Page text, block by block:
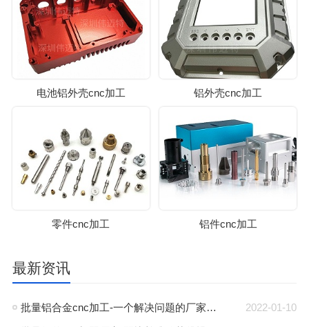
电池铝外壳cnc加工 铝外壳cnc加工
零件cnc加工 铝件cnc加工
最新资讯
2022-01-10
批量铝合金cnc加工-一个解决问题的厂家-深圳伟迈特